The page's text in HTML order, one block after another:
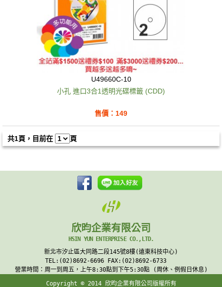
U49660C-10
小孔 進口3合1透明光碟標籤 (CDD)
售價：149
共1頁，目前在 頁
欣昀企業有限公司
HSIN YUN ENTERPRISE CO.,LTD.
新北市汐止區大同路二段145號8樓(遠東科技中心)
TEL:(02)8692-6696 FAX:(02)8692-6733
營業時間：周一到周五，上午8:30點到下午5:30點 (周休、例假日休息)
Copyright © 2014 欣昀企業有限公司版權所有